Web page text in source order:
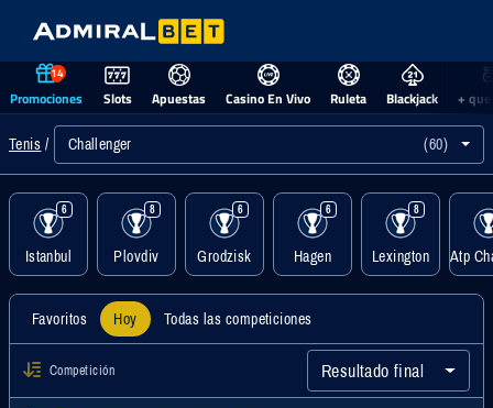
14
Promociones Slots Apuestas Casino En Vivo Ruleta Blackjack +
Tenis Challenger (60)
6
Istanbul
8
Plovdiv
6
Grodzisk
6
Hagen
8
Lexington
Favoritos Hoy Todas las competiciones
Competición Resultado final